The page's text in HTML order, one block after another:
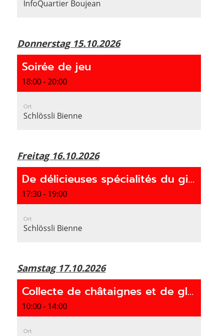
InfoQuartier Boujean
Donnerstag 15.10.2026
Soirée de jeu
18:00 - 20:00
Ort
Schlössli Bienne
Freitag 16.10.2026
De délicieuses spécialités du gibier pour tous
17:30 - 19:00
Ort
Schlössli Bienne
Samstag 17.10.2026
Collecte de châtaignes et de glands
10:00 - 14:00
Ort